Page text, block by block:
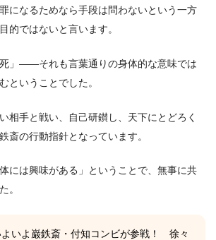
になるためなら手段は問わないという一方
的ではないと言います。
」――それも言葉通りの身体的な意味では
ということでした。
相手と戦い、自己研鑚し、天下にとどろく
斎の行動指針となっています。
には興味がある」ということで、無事に共
。
よいよ巌鉄斎・付知コンビが参戦！ 徐々